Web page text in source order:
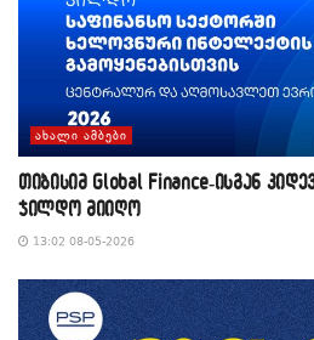
ᲐᲮᲐᲚᲘ ᲐᲛᲑᲔᲑᲘ
თიბისიმ Global Finance-ისგან
ჯილდო მიიღო
13:02 08-05-2026